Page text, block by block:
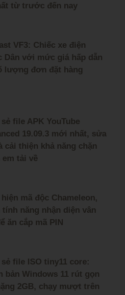
từ trước đến nay
VF3: Chiếc xe điện
Dân với mức giá hấp dẫn
lượng đơn đặt hàng
file APK YouTube
19.09.3 mới nhất, sửa
cải thiện khả năng chặn
em tải về
mã độc Chameleon,
tính năng nhận diện vân
ăn cắp mã PIN
sẻ file ISO tiny11 core:
bản Windows 11 rút gọn
2GB, chạy mượt trên